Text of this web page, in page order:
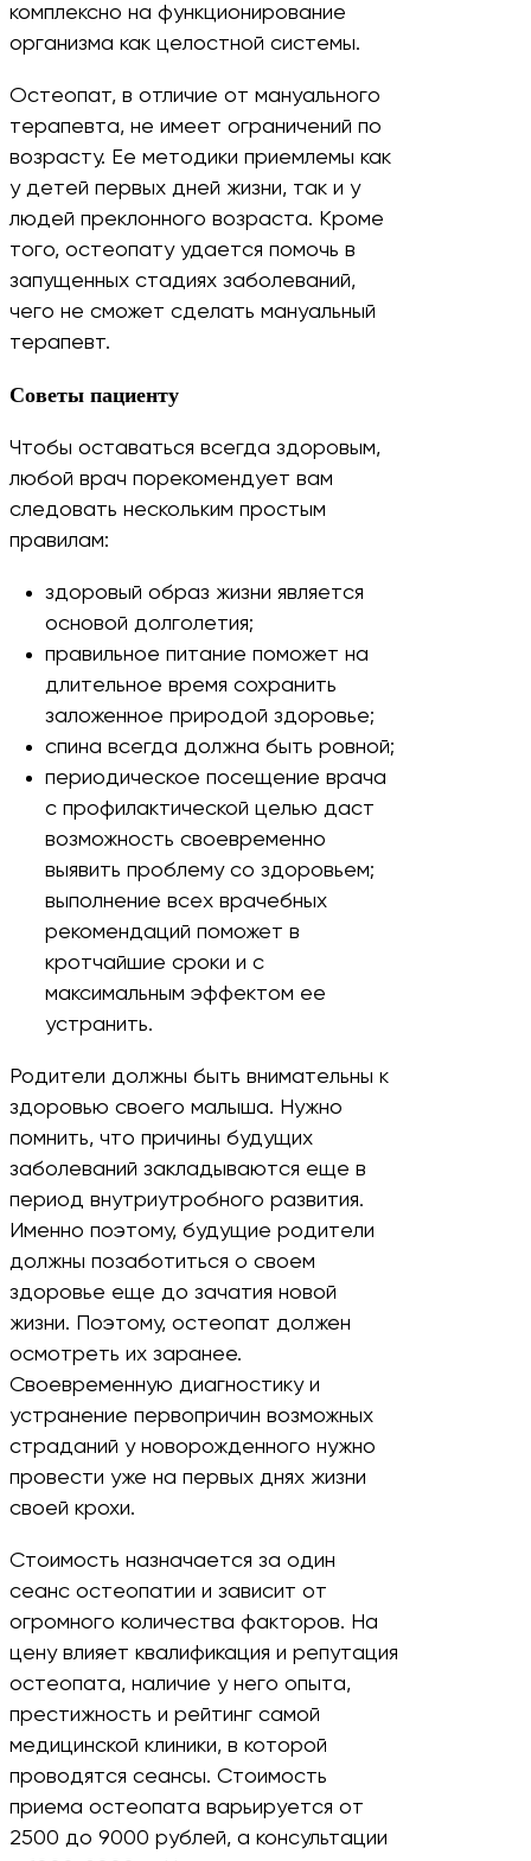
комплексно на функционирование
организма как целостной системы.
Остеопат, в отличие от мануального
терапевта, не имеет ограничений по
возрасту. Ее методики приемлемы как
у детей первых дней жизни, так и у
людей преклонного возраста. Кроме
того, остеопату удается помочь в
запущенных стадиях заболеваний,
чего не сможет сделать мануальный
терапевт.
Советы пациенту
Чтобы оставаться всегда здоровым,
любой врач порекомендует вам
следовать нескольким простым
правилам:
здоровый образ жизни является
основой долголетия;
правильное питание поможет на
длительное время сохранить
заложенное природой здоровье;
спина всегда должна быть ровной;
периодическое посещение врача
с профилактической целью даст
возможность своевременно
выявить проблему со здоровьем;
выполнение всех врачебных
рекомендаций поможет в
кротчайшие сроки и с
максимальным эффектом ее
устранить.
Родители должны быть внимательны к
здоровью своего малыша. Нужно
помнить, что причины будущих
заболеваний закладываются еще в
период внутриутробного развития.
Именно поэтому, будущие родители
должны позаботиться о своем
здоровье еще до зачатия новой
жизни. Поэтому, остеопат должен
осмотреть их заранее.
Своевременную диагностику и
устранение первопричин возможных
страданий у новорожденного нужно
провести уже на первых днях жизни
своей крохи.
Стоимость назначается за один
сеанс остеопатии и зависит от
огромного количества факторов. На
цену влияет квалификация и репутация
остеопата, наличие у него опыта,
престижность и рейтинг самой
медицинской клиники, в которой
проводятся сеансы. Стоимость
приема остеопата варьируется от
2500 до 9000 рублей, а консультации